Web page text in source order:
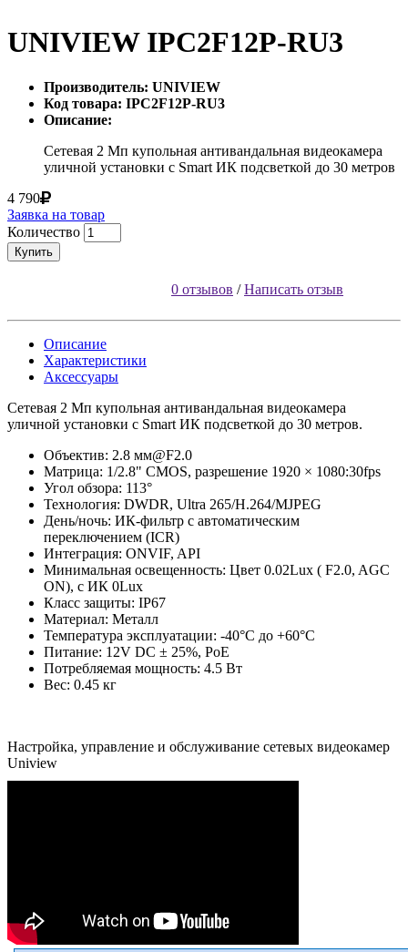
UNIVIEW IPC2F12P-RU3
Производитель: UNIVIEW
Код товара: IPC2F12P-RU3
Описание:
Сетевая 2 Мп купольная антивандальная видеокамера
уличной установки с Smart ИК подсветкой до 30 метров
4 790
Заявка на товар
Количество
Купить
0 отзывов /Написать отзыв
Описание
Характеристики
Аксессуары
Сетевая 2 Мп купольная антивандальная видеокамера
уличной установки с Smart ИК подсветкой до 30 метров.
Объектив: 2.8 мм@F2.0
Матрица: 1/2.8" CMOS, разрешение 1920 × 1080:30fps
Угол обзора: 113°
Технология: DWDR, Ultra 265/H.264/MJPEG
День/ночь: ИК-фильтр с автоматическим
переключением (ICR)
Интеграция: ONVIF, API
Минимальная освещенность: Цвет 0.02Lux ( F2.0, AGC
ON), c ИК 0Lux
Класс защиты: IP67
Материал: Металл
Температура эксплуатации: -40°C до +60°C
Питание: 12V DC ± 25%, PoE
Потребляемая мощность: 4.5 Вт
Вес: 0.45 кг
Настройка, управление и обслуживание сетевых видеокамер
Uniview